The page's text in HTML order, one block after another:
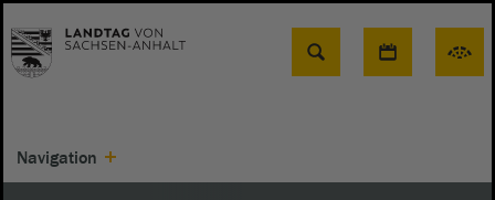
Suche
Navigation